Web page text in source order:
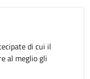
di cui il
al meglio gli